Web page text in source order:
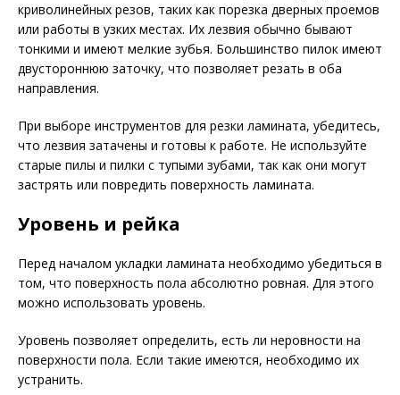
криволинейных резов, таких как порезка дверных проемов
или работы в узких местах. Их лезвия обычно бывают
тонкими и имеют мелкие зубья. Большинство пилок имеют
двустороннюю заточку, что позволяет резать в оба
направления.
При выборе инструментов для резки ламината, убедитесь,
что лезвия затачены и готовы к работе. Не используйте
старые пилы и пилки с тупыми зубами, так как они могут
застрять или повредить поверхность ламината.
Уровень и рейка
Перед началом укладки ламината необходимо убедиться в
том, что поверхность пола абсолютно ровная. Для этого
можно использовать уровень.
Уровень позволяет определить, есть ли неровности на
поверхности пола. Если такие имеются, необходимо их
устранить.